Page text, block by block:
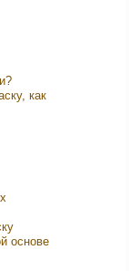
как
основе